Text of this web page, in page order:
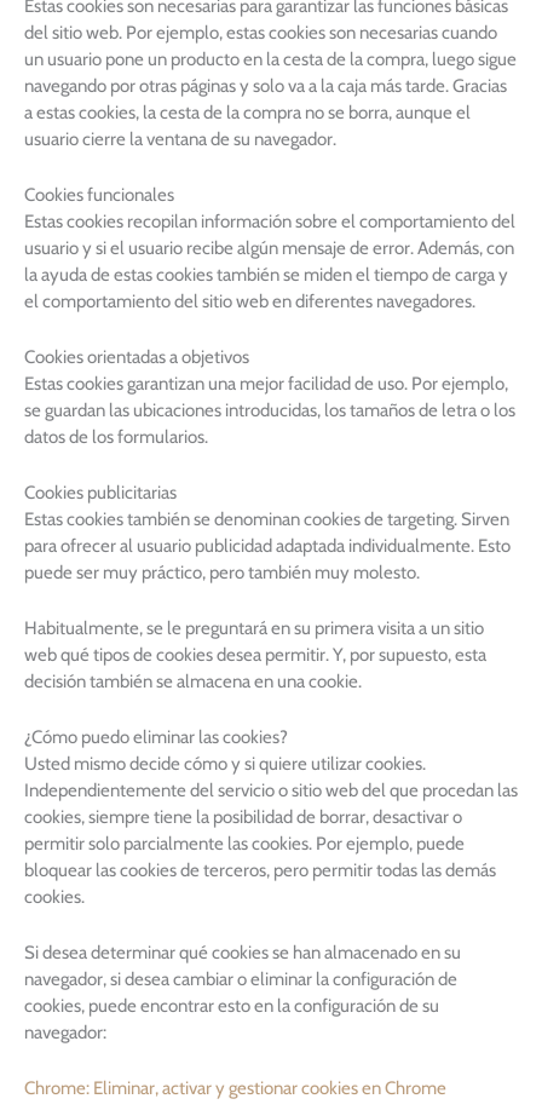
Estas cookies son necesarias para garantizar las funciones básicas
del sitio web. Por ejemplo, estas cookies son necesarias cuando
un usuario pone un producto en la cesta de la compra, luego sigue
navegando por otras páginas y solo va a la caja más tarde. Gracias
a estas cookies, la cesta de la compra no se borra, aunque el
usuario cierre la ventana de su navegador.
Cookies funcionales
Estas cookies recopilan información sobre el comportamiento del
usuario y si el usuario recibe algún mensaje de error. Además, con
la ayuda de estas cookies también se miden el tiempo de carga y
el comportamiento del sitio web en diferentes navegadores.
Cookies orientadas a objetivos
Estas cookies garantizan una mejor facilidad de uso. Por ejemplo,
se guardan las ubicaciones introducidas, los tamaños de letra o los
datos de los formularios.
Cookies publicitarias
Estas cookies también se denominan cookies de targeting. Sirven
para ofrecer al usuario publicidad adaptada individualmente. Esto
puede ser muy práctico, pero también muy molesto.
Habitualmente, se le preguntará en su primera visita a un sitio
web qué tipos de cookies desea permitir. Y, por supuesto, esta
decisión también se almacena en una cookie.
¿Cómo puedo eliminar las cookies?
Usted mismo decide cómo y si quiere utilizar cookies.
Independientemente del servicio o sitio web del que procedan las
cookies, siempre tiene la posibilidad de borrar, desactivar o
permitir solo parcialmente las cookies. Por ejemplo, puede
bloquear las cookies de terceros, pero permitir todas las demás
cookies.
Si desea determinar qué cookies se han almacenado en su
navegador, si desea cambiar o eliminar la configuración de
cookies, puede encontrar esto en la configuración de su
navegador:
Chrome: Eliminar, activar y gestionar cookies en Chrome